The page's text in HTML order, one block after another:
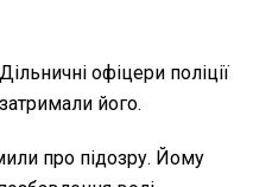
офіцери поліції
його.
про підозру. Йому